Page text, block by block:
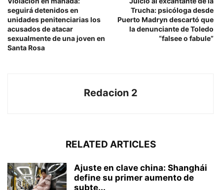
seguirá detenidos en
unidades penitenciarias los
acusados de atacar
sexualmente de una joven en
Santa Rosa
Trucha: psicóloga desde
Puerto Madryn descartó que
la denunciante de Toledo
“falsee o fabule”
Redacion 2
RELATED ARTICLES
Ajuste en clave china: Shanghái
define su primer aumento de
subte...